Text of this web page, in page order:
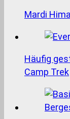
Mardi
Häufig
Camp Trek